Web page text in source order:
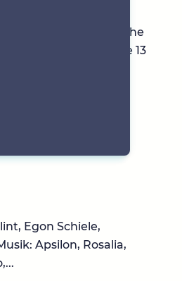
Ein Wenig Leben,
Momo, Die unendliche
History, 1Q84, Die 13
Blaubärs...
ich ganz wichtige
Egon Schiele,
Apsilon, Rosalia,